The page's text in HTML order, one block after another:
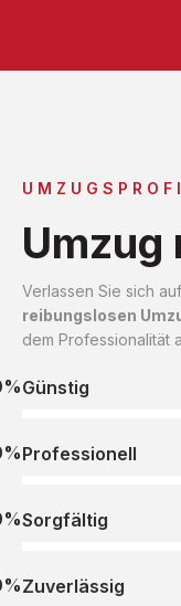
Umzug
Verlassen Sie sich
reibungslosen
dem Professionalität
Günstig
Professionell
Sorgfältig
Zuverlässig